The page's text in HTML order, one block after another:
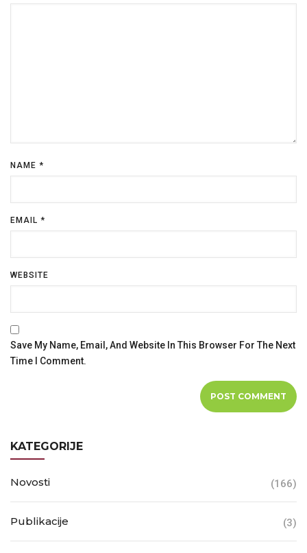
NAME *
EMAIL *
WEBSITE
Save My Name, Email, And Website In This Browser For The Next
Time I Comment.
KATEGORIJE
Novosti (166)
Publikacije (3)